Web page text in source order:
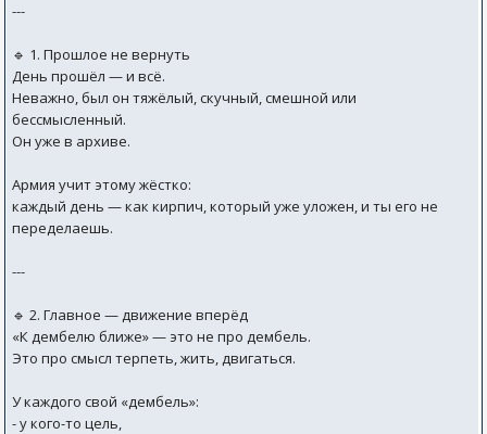
---
🔹 1. Прошлое не вернуть
День прошёл — и всё.
Неважно, был он тяжёлый, скучный, смешной или
бессмысленный.
Он уже в архиве.
Армия учит этому жёстко:
каждый день — как кирпич, который уже уложен, и ты его не
переделаешь.
---
🔹 2. Главное — движение вперёд
«К дембелю ближе» — это не про дембель.
Это про смысл терпеть, жить, двигаться.
У каждого свой «дембель»:
- у кого-то цель,